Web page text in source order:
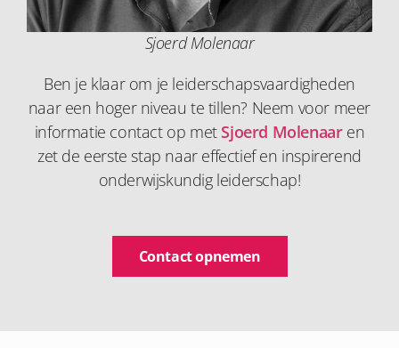
Sjoerd Molenaar
Ben je klaar om je leiderschapsvaardigheden
naar een hoger niveau te tillen? Neem voor meer
informatie contact op met Sjoerd Molenaaren
zet de eerste stap naar effectief en inspirerend
onderwijskundig leiderschap!
Contact opnemen